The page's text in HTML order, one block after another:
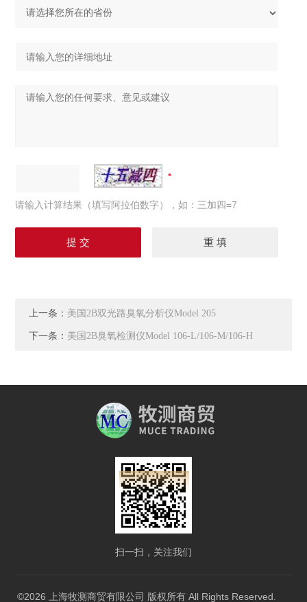
请输入计算结果（填写阿拉伯数字），如：三加四=7
上一条： 美国2B双光路臭氧分析仪Model 205
下一条： 美国2B臭氧检测仪Model 106-L/106-M/106-H
扫一扫，关注我们
©2026 上海牧测商贸有限公司 版权所有 All Rights Reserved.